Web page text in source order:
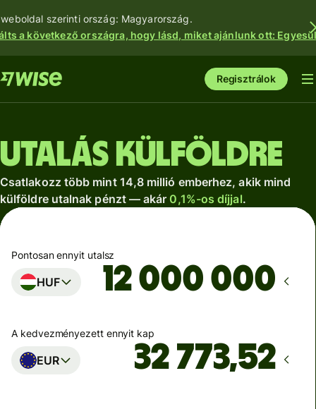
szerinti ország: Magyarország.
a következő országra, hogy lásd, miket ajánlunk ott:
Regisztrálok
Utalás külföldre
Csatlakozz több mint 14,8 millió emberhez, akik mind
külföldre utalnak pénzt — akár 0,1%-os díjjal.
Pontosan ennyit utalsz
HUF
A kedvezményezett ennyit kap
EUR